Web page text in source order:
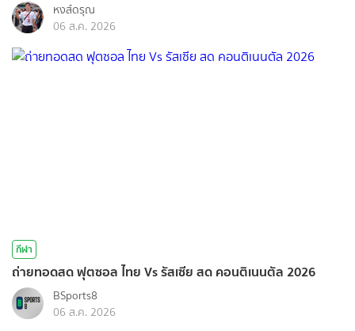
หงส์ดรุณ
06 ส.ค. 2026
กีฬา
ถ่ายทอดสด ฟุตซอล ไทย Vs รัสเซีย สด คอนติเนนตัล 2026
BSports8
06 ส.ค. 2026